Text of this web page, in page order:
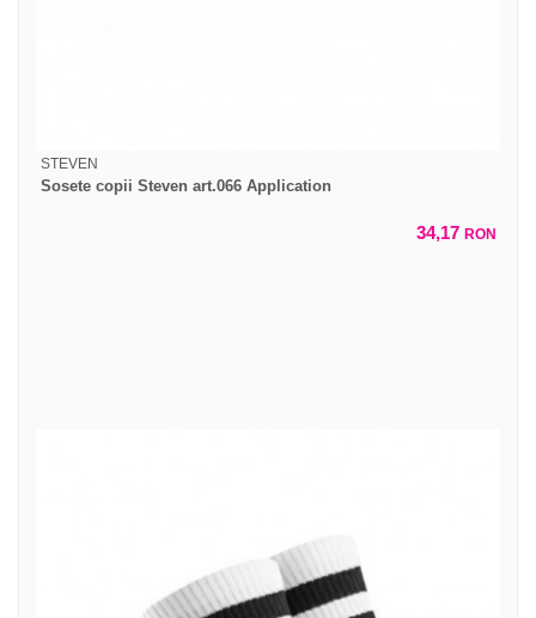
STEVEN
Sosete copii Steven art.066 Application
34,17 RON